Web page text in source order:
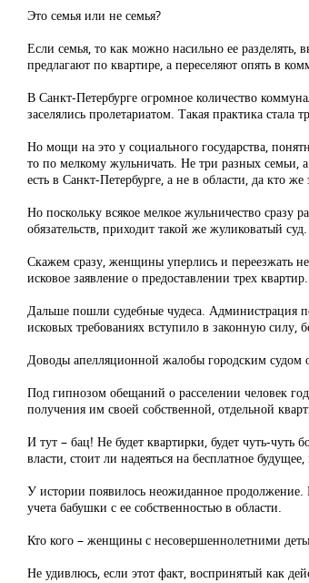
Это семья или не семья?
Если семья, то как можно насильно ее разделять,
предлагают по квартире, а переселяют опять в
В Санкт-Петербурге огромное количество
заселялись пролетариатом. Такая практика
Но мощи на это у социального государства,
то по мелкому жульничать. Не три разных семьи,
есть в Санкт-Петербурге, а не в области, да кто же
Но поскольку всякое мелкое жульничество сразу
обязательств, приходит такой же жуликоватый
Скажем сразу, женщины уперлись и переезжать
исковое заявление о предоставлении трех
Дальше пошли судебные чудеса. Администрация
исковых требованиях вступило в законную силу,
Доводы апелляционной жалобы городским судом
Под гипнозом обещаний о расселении человек
получения им своей собственной, отдельной
И тут – бац! Не будет квартирки, будет чуть-
власти, стоит ли надеяться на бесплатное
У истории появилось неожиданное продолжение.
учета бабушки с ее собственностью в области.
Кто кого – женщины с несовершеннолетними
Не удивлюсь, если этот факт, воспринятый как